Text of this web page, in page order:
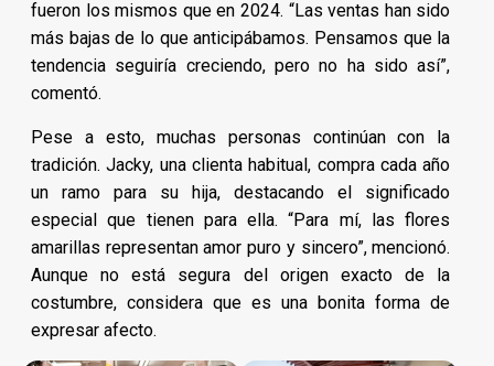
fueron los mismos que en 2024. “Las ventas han sido
más bajas de lo que anticipábamos. Pensamos que la
tendencia seguiría creciendo, pero no ha sido así”,
comentó.
Pese a esto, muchas personas continúan con la
tradición. Jacky, una clienta habitual, compra cada año
un ramo para su hija, destacando el significado
especial que tienen para ella. “Para mí, las flores
amarillas representan amor puro y sincero”, mencionó.
Aunque no está segura del origen exacto de la
costumbre, considera que es una bonita forma de
expresar afecto.